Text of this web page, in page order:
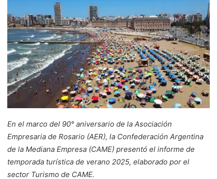
En el marco del 90° aniversario de la Asociación
Empresaria de Rosario (AER), la Confederación Argentina
de la Mediana Empresa (CAME) presentó el informe de
temporada turística de verano 2025, elaborado por el
sector Turismo de CAME.